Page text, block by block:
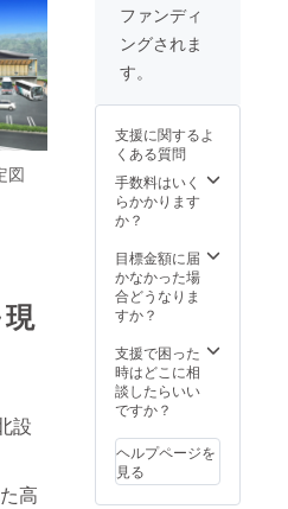
図
設
高
ファンディ
ングされま
す。
支援に関するよ
くある質問
手数料はいく
らかかります
か？
目標金額に届
かなかった場
合どうなりま
すか？
支援で困った
時はどこに相
談したらいい
ですか？
ヘルプページを
見る